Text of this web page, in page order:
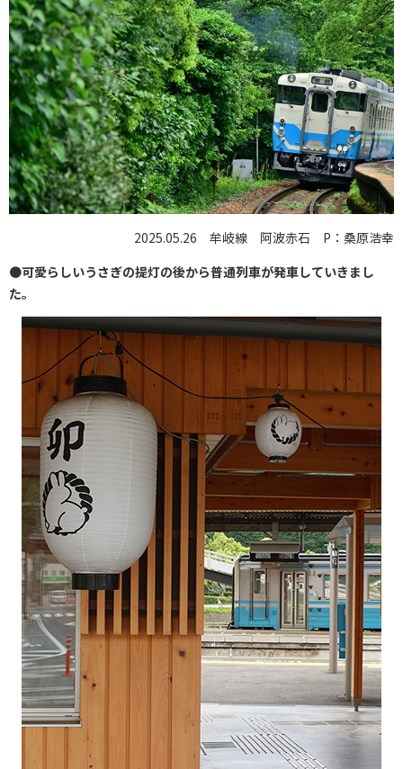
2025.05.26 牟岐線 阿波赤石 P：桑原浩幸
●可愛らしいうさぎの提灯の後から普通列車が発車していきまし
た。